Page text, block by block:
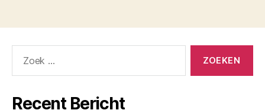
naar:
Recent Bericht